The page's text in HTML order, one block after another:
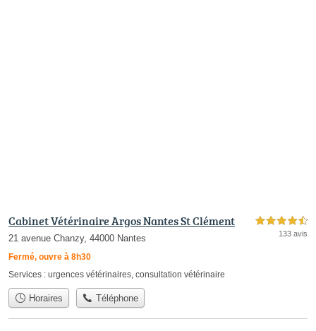
Cabinet Vétérinaire Argos Nantes St Clément
21 avenue Chanzy, 44000 Nantes
Fermé, ouvre à 8h30
4,5 étoiles sur 5
133 avis
Services : urgences vétérinaires consultation vétérinaire
Horaires Téléphone